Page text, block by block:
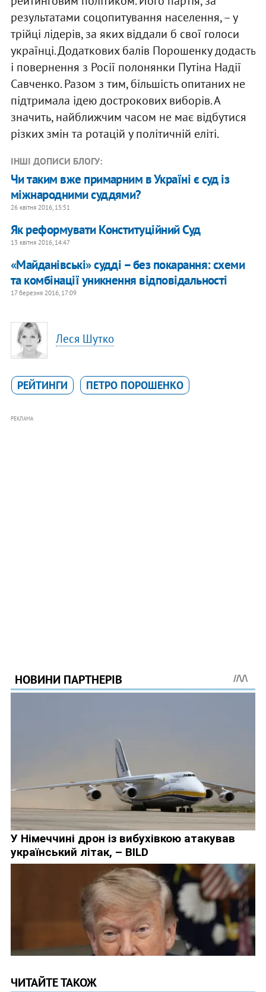
результатами соцопитування населення, – у
трійці лідерів, за яких віддали б свої голоси
українці. Додаткових балів Порошенку додасть
і повернення з Росії полонянки Путіна Надії
Савченко. Разом з тим, більшість опитаних не
підтримала ідею дострокових виборів. А
значить, найближчим часом не має відбутися
різких змін та ротацій у політичній еліті.
ІНШІ ДОПИСИ БЛОГУ:
Чи таким вже примарним в Україні є суд із
міжнародними суддями?
26 квітня 2016, 15:51
Як реформувати Конституційний Суд
13 квітня 2016, 14:47
«Майданівські» судді – без покарання: схеми
та комбінації уникнення відповідальності
17 березня 2016, 17:09
Леся Шутко
РЕЙТИНГИ ПЕТРО ПОРОШЕНКО
РЕКЛАМА
ЧИТАЙТЕ ТАКОЖ